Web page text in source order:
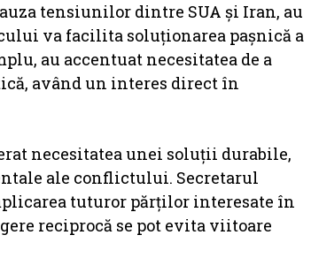
tensiunilor dintre SUA și Iran, au
va facilita soluționarea pașnică a
au accentuat necesitatea de a
având un interes direct în
necesitatea unei soluții durabile,
ale conflictului. Secretarul
tuturor părților interesate în
reciprocă se pot evita viitoare